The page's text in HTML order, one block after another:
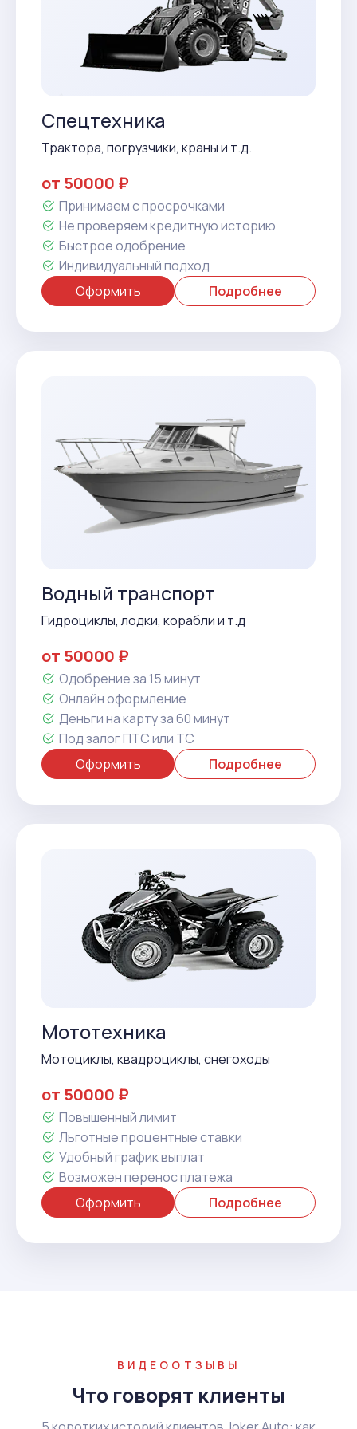
Спецтехника
Трактора, погрузчики, краны и т.д.
от 50000 ₽
Принимаем с просрочками
Не проверяем кредитную историю
Быстрое одобрение
Индивидуальный подход
Оформить
Подробнее
Водный транспорт
Гидроциклы, лодки, корабли и т.д
от 50000 ₽
Одобрение за 15 минут
Онлайн оформление
Деньги на карту за 60 минут
Под залог ПТС или ТС
Оформить
Подробнее
Мототехника
Мотоциклы, квадроциклы, снегоходы
от 50000 ₽
Повышенный лимит
Льготные процентные ставки
Удобный график выплат
Возможен перенос платежа
Оформить
Подробнее
ВИДЕООТЗЫВЫ
Что говорят клиенты